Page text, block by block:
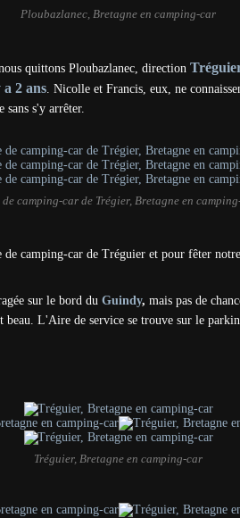
Ploubazlanec, Bretagne en camping-car
quittons Ploubazlanec, direction
2 ans. Nicolle et Francis, eux, ne
sans s'y arrêter.
camping-car de Trégier, Bretagne en
de camping-car de Tréguier et pour fêter
sur le bord du Guindy, mais pas de
L'Aire de service se trouve sur le
Tréguier, Bretagne en camping-car